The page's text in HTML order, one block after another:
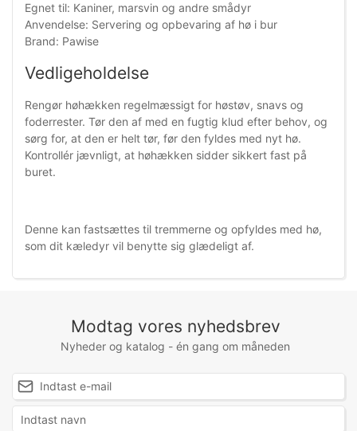
Egnet til: Kaniner, marsvin og andre smådyr
Anvendelse: Servering og opbevaring af hø i bur
Brand: Pawise
Vedligeholdelse
Rengør høhækken regelmæssigt for høstøv, snavs og
foderrester. Tør den af med en fugtig klud efter behov, og
sørg for, at den er helt tør, før den fyldes med nyt hø.
Kontrollér jævnligt, at høhækken sidder sikkert fast på
buret.
Denne kan fastsættes til tremmerne og opfyldes med hø,
som dit kæledyr vil benytte sig glædeligt af.
Modtag vores nyhedsbrev
Nyheder og katalog - én gang om måneden